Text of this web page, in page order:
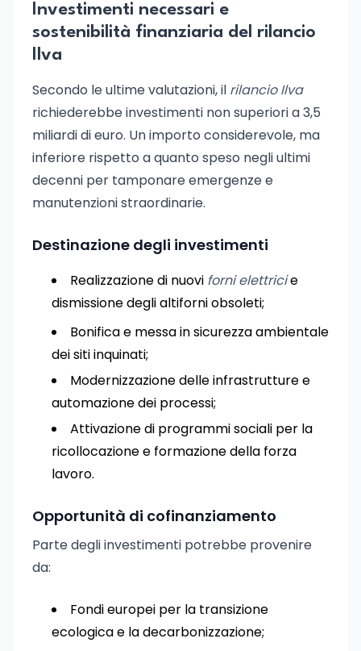
Investimenti necessari e
sostenibilità finanziaria del rilancio
Ilva
Secondo le ultime valutazioni, il rilancio Ilva
richiederebbe investimenti non superiori a 3,5
miliardi di euro. Un importo considerevole, ma
inferiore rispetto a quanto speso negli ultimi
decenni per tamponare emergenze e
manutenzioni straordinarie.
Destinazione degli investimenti
Realizzazione di nuovi forni elettricie
dismissione degli altiforni obsoleti;
Bonifica e messa in sicurezza ambientale
dei siti inquinati;
Modernizzazione delle infrastrutture e
automazione dei processi;
Attivazione di programmi sociali per la
ricollocazione e formazione della forza
lavoro.
Opportunità di cofinanziamento
Parte degli investimenti potrebbe provenire
da:
Fondi europei per la transizione
ecologica e la decarbonizzazione;